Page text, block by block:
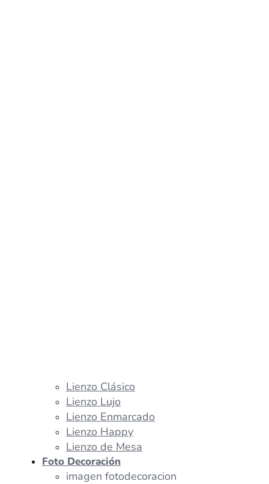
Lienzo Clásico
Lienzo Lujo
Lienzo Enmarcado
Lienzo Happy
Lienzo de Mesa
Foto Decoración
imagen fotodecoracion